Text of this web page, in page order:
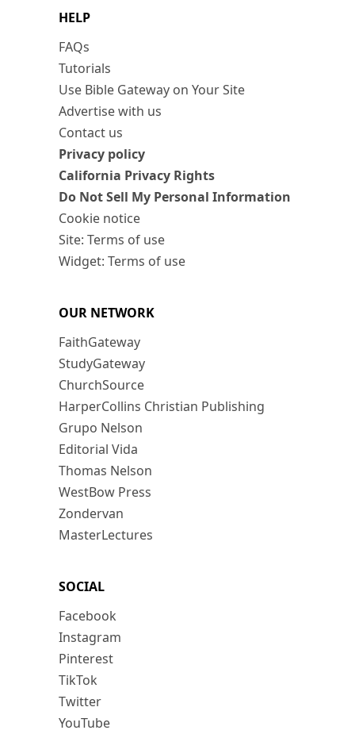
HELP
FAQs
Tutorials
Use Bible Gateway on Your Site
Advertise with us
Contact us
Privacy policy
California Privacy Rights
Do Not Sell My Personal Information
Cookie notice
Site: Terms of use
Widget: Terms of use
OUR NETWORK
FaithGateway
StudyGateway
ChurchSource
HarperCollins Christian Publishing
Grupo Nelson
Editorial Vida
Thomas Nelson
WestBow Press
Zondervan
MasterLectures
SOCIAL
Facebook
Instagram
Pinterest
TikTok
Twitter
YouTube